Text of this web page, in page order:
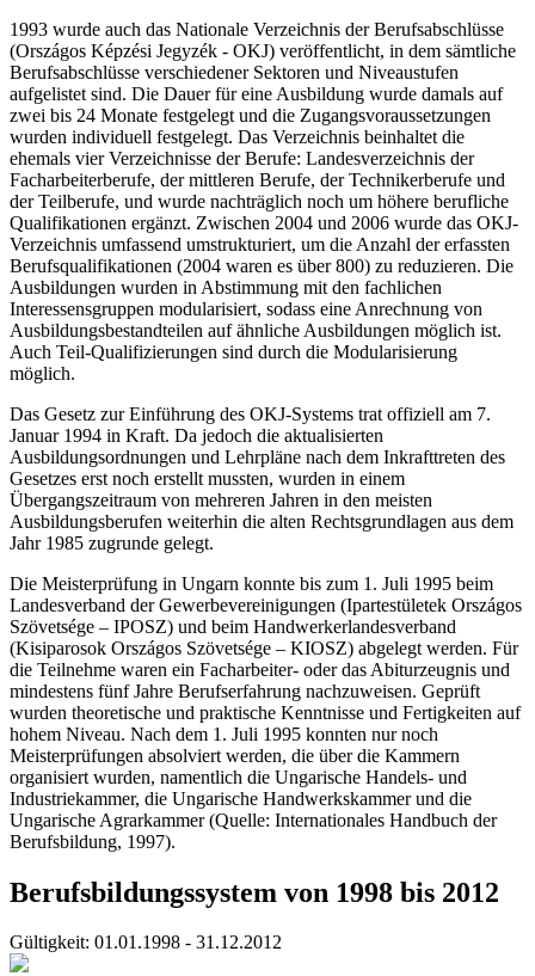
1993 wurde auch das Nationale Verzeichnis der Berufsabschlüsse
(Országos Képzési Jegyzék - OKJ) veröffentlicht, in dem sämtliche
Berufsabschlüsse verschiedener Sektoren und Niveaustufen
aufgelistet sind. Die Dauer für eine Ausbildung wurde damals auf
zwei bis 24 Monate festgelegt und die Zugangsvoraussetzungen
wurden individuell festgelegt. Das Verzeichnis beinhaltet die
ehemals vier Verzeichnisse der Berufe: Landesverzeichnis der
Facharbeiterberufe, der mittleren Berufe, der Technikerberufe und
der Teilberufe, und wurde nachträglich noch um höhere berufliche
Qualifikationen ergänzt. Zwischen 2004 und 2006 wurde das OKJ-
Verzeichnis umfassend umstrukturiert, um die Anzahl der erfassten
Berufsqualifikationen (2004 waren es über 800) zu reduzieren. Die
Ausbildungen wurden in Abstimmung mit den fachlichen
Interessensgruppen modularisiert, sodass eine Anrechnung von
Ausbildungsbestandteilen auf ähnliche Ausbildungen möglich ist.
Auch Teil-Qualifizierungen sind durch die Modularisierung
möglich.
Das Gesetz zur Einführung des OKJ-Systems trat offiziell am 7.
Januar 1994 in Kraft. Da jedoch die aktualisierten
Ausbildungsordnungen und Lehrpläne nach dem Inkrafttreten des
Gesetzes erst noch erstellt mussten, wurden in einem
Übergangszeitraum von mehreren Jahren in den meisten
Ausbildungsberufen weiterhin die alten Rechtsgrundlagen aus dem
Jahr 1985 zugrunde gelegt.
Die Meisterprüfung in Ungarn konnte bis zum 1. Juli 1995 beim
Landesverband der Gewerbevereinigungen (Ipartestületek Országos
Szövetsége – IPOSZ) und beim Handwerkerlandesverband
(Kisiparosok Országos Szövetsége – KIOSZ) abgelegt werden. Für
die Teilnehme waren ein Facharbeiter- oder das Abiturzeugnis und
mindestens fünf Jahre Berufserfahrung nachzuweisen. Geprüft
wurden theoretische und praktische Kenntnisse und Fertigkeiten auf
hohem Niveau. Nach dem 1. Juli 1995 konnten nur noch
Meisterprüfungen absolviert werden, die über die Kammern
organisiert wurden, namentlich die Ungarische Handels- und
Industriekammer, die Ungarische Handwerkskammer und die
Ungarische Agrarkammer (Quelle: Internationales Handbuch der
Berufsbildung, 1997).
Berufsbildungssystem von 1998 bis 2012
Gültigkeit: 01.01.1998 - 31.12.2012